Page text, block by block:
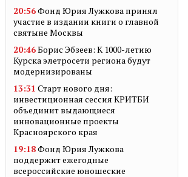
20:56Фонд Юрия Лужкова принял
участие в издании книги о главной
святыне Москвы
20:46Борис Эбзеев: К 1000-летию
Курска элетросети региона будут
модернизированы
13:31 Старт нового дня:
инвестиционная сессия КРИТБИ
объединит выдающиеся
инновационные проекты
Красноярского края
19:18Фонд Юрия Лужкова
поддержит ежегодные
всероссийские юношеские